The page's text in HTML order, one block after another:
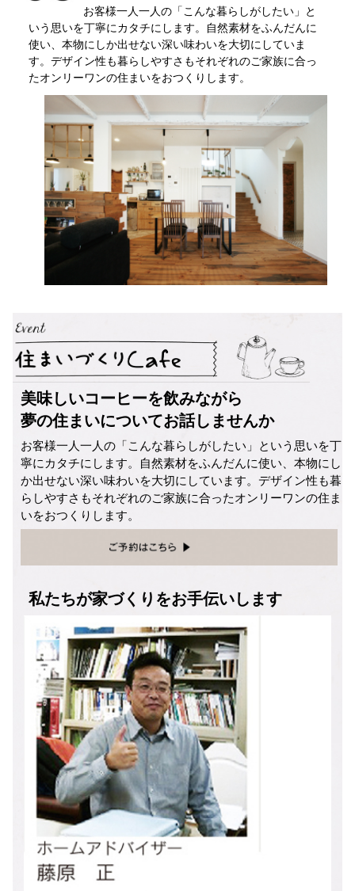
お客様一人一人の「こんな暮らしがしたい」と
いう思いを丁寧にカタチにします。自然素材をふんだんに
使い、本物にしか出せない深い味わいを大切にしていま
す。デザイン性も暮らしやすさもそれぞれのご家族に合っ
たオンリーワンの住まいをおつくりします。
美味しいコーヒーを飲みながら
夢の住まいについてお話しませんか
お客様一人一人の「こんな暮らしがしたい」という思いを丁
寧にカタチにします。自然素材をふんだんに使い、本物にし
か出せない深い味わいを大切にしています。デザイン性も暮
らしやすさもそれぞれのご家族に合ったオンリーワンの住ま
いをおつくりします。
私たちが家づくりをお手伝いします